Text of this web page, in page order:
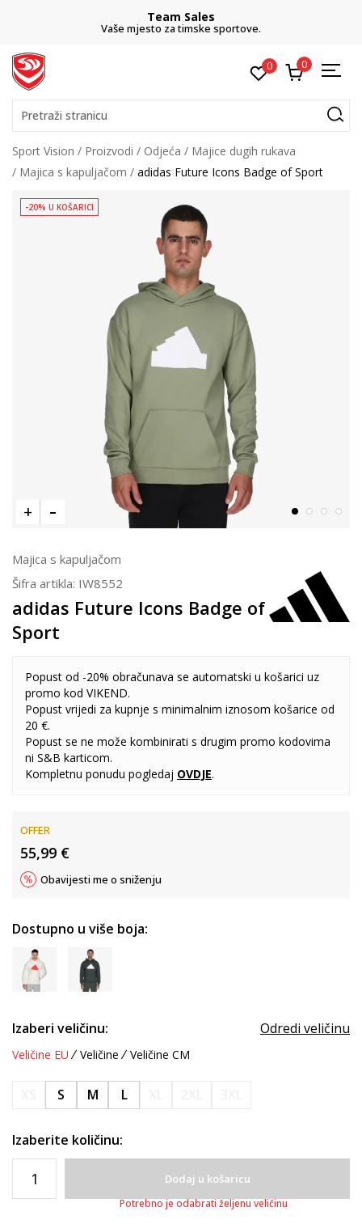
Team Sales
Vaše mjesto za timske sportove.
0 0
Pretraži stranicu
Sport Vision Proizvodi Odjeća
Majice dugih rukava
Majica s kapuljačom
adidas Future Icons Badge of Sport
-20% U KOŠARICI
Majica s kapuljačom
Šifra artikla: IW8552
adidas Future Icons Badge of
Sport
Popust od -20% obračunava se automatski u košarici uz
promo kod VIKEND.
Popust vrijedi za kupnje s minimalnim iznosom košarice od
20 €.
Popust se ne može kombinirati s drugim promo kodovima
ni S&B karticom.
Kompletnu ponudu pogledaj OVDJE.
OFFER
55,99 €
Obavijesti me o sniženju
Dostupno u više boja:
Izaberi veličinu: Odredi veličinu
Veličine EU Veličine Veličine CM
S M L
Izaberite količinu:
Dodaj u košaricu
Potrebno je odabrati željenu veličinu